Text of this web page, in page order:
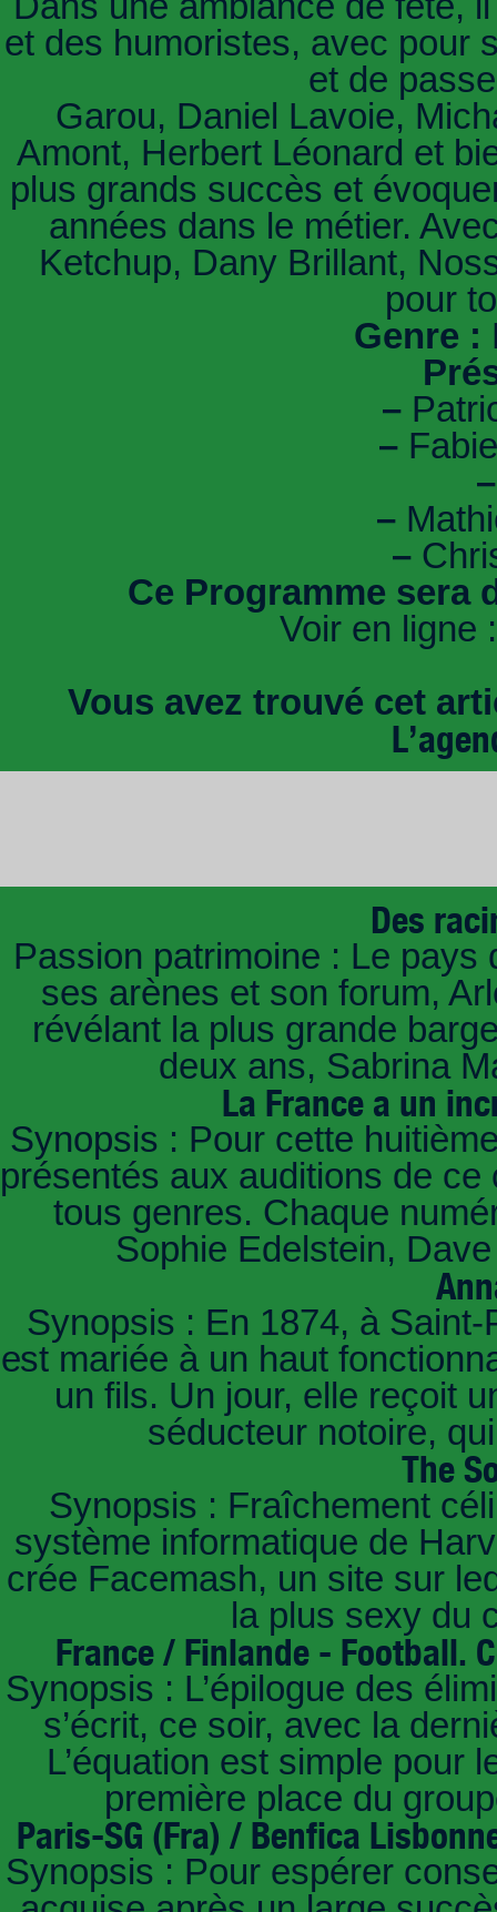
et des humoristes, avec pour
et de
Garou, Daniel Lavoie,
Amont, Herbert Léonard et
plus grands succès et
années dans le métier.
Ketchup, Dany Brillant,
pour
Genre :
–
–
–
–
–
Ce Programme sera
Voir en ligne
Vous avez trouvé cet
Des
Passion patrimoine : Le pays
ses arènes et son forum,
révélant la plus grande
deux ans, Sabrina
La France a un
Synopsis : Pour cette
présentés aux auditions de
tous genres. Chaque
Sophie Edelstein,
Synopsis : En 1874, à
est mariée à un haut
un fils. Un jour, elle reçoit
séducteur notoire,
The
Synopsis : Fraîchement
système informatique de
crée Facemash, un site sur
la plus sexy du
France / Finlande - Football.
Synopsis : L’épilogue des
s’écrit, ce soir, avec la
L’équation est simple pour
première place du
Paris-SG (Fra) / Benfica
Synopsis : Pour espérer